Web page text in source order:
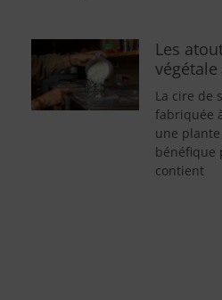
Les
La cire de
fabriquée
une
bénéfique
contient